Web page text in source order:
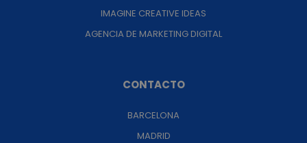
IMAGINE CREATIVE IDEAS
AGENCIA DE MARKETING DIGITAL
CONTACTO
BARCELONA
MADRID